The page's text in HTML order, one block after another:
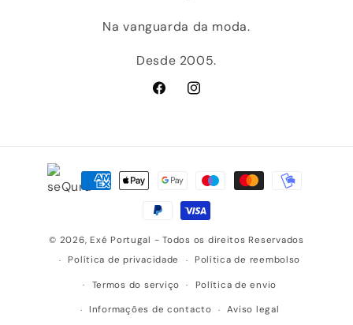
Na vanguarda da moda.
Desde 2005.
FacebookInstagram
Métodos
© 2026, Exé Portugal - Todos os direitos Reservados
Política de privacidade
Política de reembolso
Termos do serviço Política de envio
Informações de contacto Aviso legal